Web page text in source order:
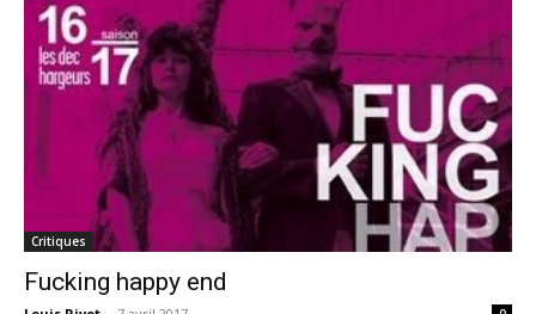
Critiques
Fucking happy end